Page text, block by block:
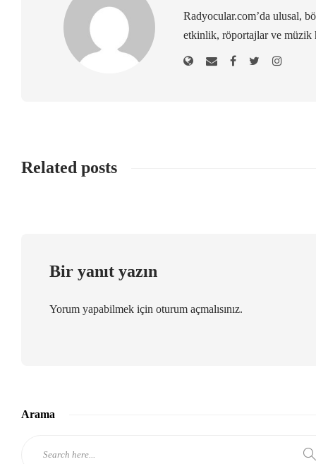
Radyocular.com’da ulusal,
etkinlik, röportajlar ve müzik
Related posts
Bir yanıt yazın
Yorum yapabilmek için oturum açmalısınız.
Arama